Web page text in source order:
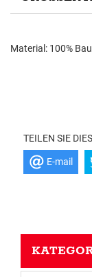
Material: 100%
TEILEN SIE
E-mail